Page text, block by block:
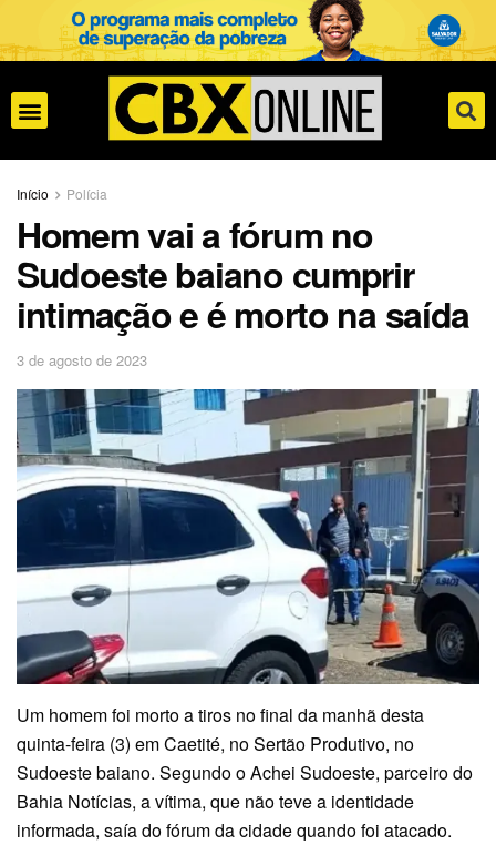
Início Polícia
Homem vai a fórum no
Sudoeste baiano cumprir
intimação e é morto na saída
3 de agosto de 2023
Um homem foi morto a tiros no final da manhã desta
quinta-feira (3) em Caetité, no Sertão Produtivo, no
Sudoeste baiano. Segundo o Achei Sudoeste, parceiro do
Bahia Notícias, a vítima, que não teve a identidade
informada, saía do fórum da cidade quando foi atacado.